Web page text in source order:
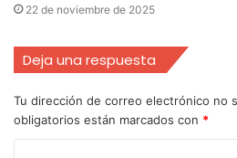
22 de noviembre de 2025
Deja una respuesta
Tu dirección de correo electrónico no
obligatorios están marcados con *